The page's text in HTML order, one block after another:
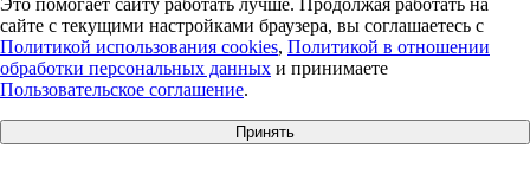
Какие условия рассрочки и кредита
в магазине?
Рассрочка— для нее условия в каждом конкретном случае
и не на все товары, потому что это специальное соглашение
Это помогает сайту работать лучше. Продолжая работать на
сайте с текущими настройками браузера, вы соглашаетесь c
Политикой использования cookies, Политикой в отношении
обработки персональных данных и принимаете
Пользовательское соглашение.
Принять